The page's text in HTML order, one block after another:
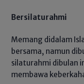
Bersilaturahmi
Memang didalam
bersama, namun
silaturahmi dibulan
membawa